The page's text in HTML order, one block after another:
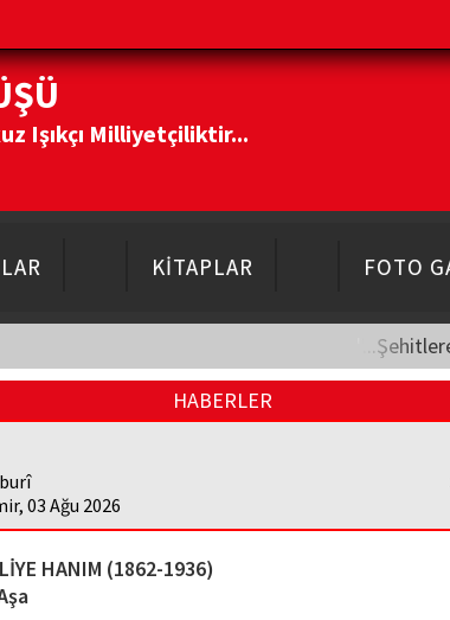
Işıkçı Milliyetçiliktir...
KİTAPLAR FOTO
HABERLER
03 Ağu 2026
HANIM (1862-1936)